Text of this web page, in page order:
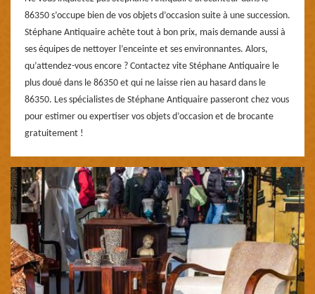
86350 s’occupe bien de vos objets d’occasion suite à une succession.
Stéphane Antiquaire achète tout à bon prix, mais demande aussi à
ses équipes de nettoyer l’enceinte et ses environnantes. Alors,
qu’attendez-vous encore ? Contactez vite Stéphane Antiquaire le
plus doué dans le 86350 et qui ne laisse rien au hasard dans le
86350. Les spécialistes de Stéphane Antiquaire passeront chez vous
pour estimer ou expertiser vos objets d’occasion et de brocante
gratuitement !